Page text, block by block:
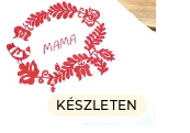
KÉSZLETEN